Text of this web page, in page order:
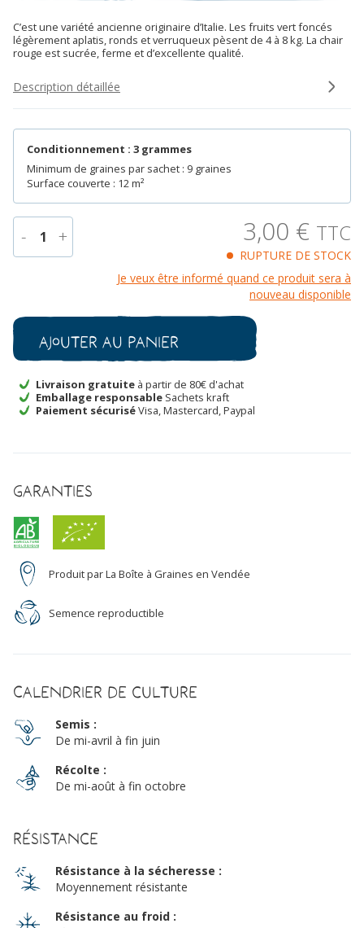
C’est une variété ancienne originaire d’Italie. Les fruits vert foncés
légèrement aplatis, ronds et verruqueux pèsent de 4 à 8 kg. La chair
rouge est sucrée, ferme et d’excellente qualité.
Description détaillée
Conditionnement : 3 grammes
Minimum de graines par sachet : 9 graines
Surface couverte : 12 m²
- 1 +
di
Chioggia
Bio
3,00 € TTC
RUPTURE DE STOCK
Je veux être informé quand ce produit sera à
nouveau disponible
Ajouter au panier
Livraison gratuite à partir de 80€ d'achat
Emballage responsable Sachets kraft
Paiement sécuriséVisa, Mastercard, Paypal
Garanties
Produit par La Boîte à Graines en Vendée
Semence reproductible
Calendrier de culture
Semis :
De mi-avril à fin juin
Récolte :
De mi-août à fin octobre
Résistance
Résistance à la sécheresse :
Moyennement résistante
Résistance au froid :